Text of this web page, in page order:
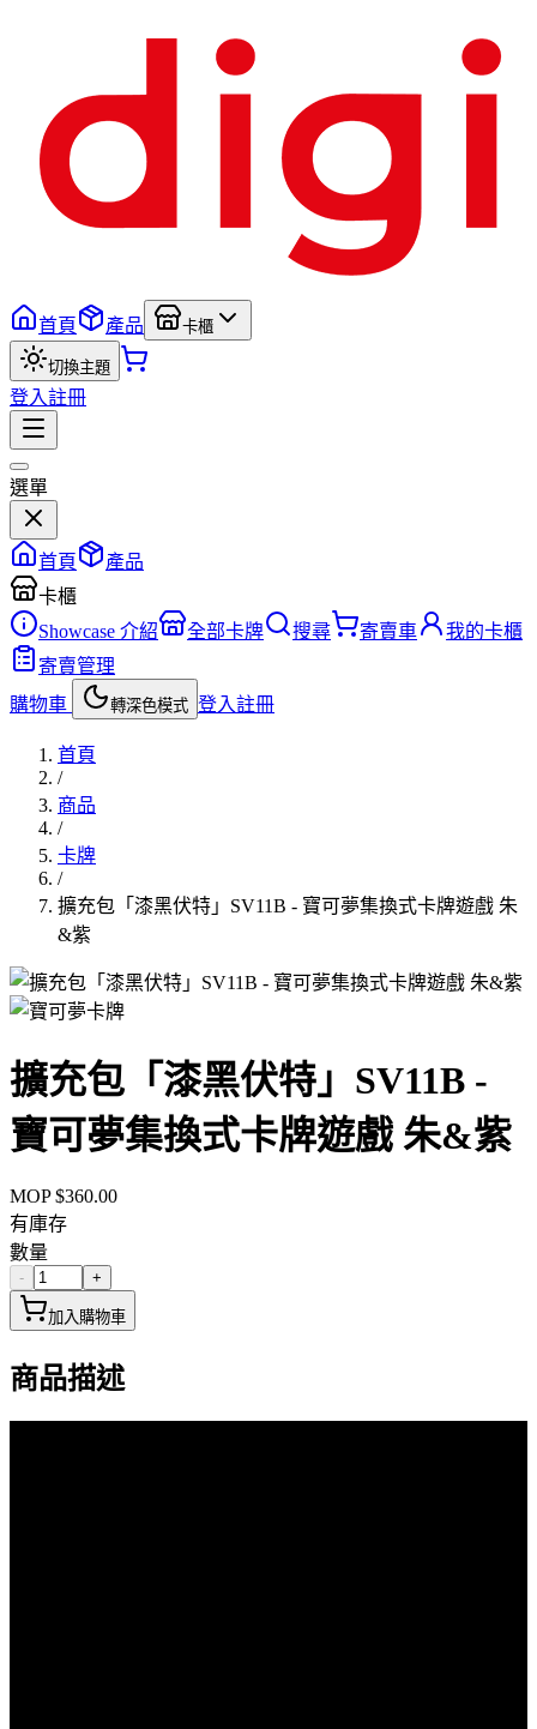
首頁 產品 卡櫃
切換主題
登入註冊
選單
首頁
產品
卡櫃
Showcase 介紹
全部卡牌 搜尋 寄賣車
我的卡櫃
寄賣管理
購物車
轉深色模式 登入註冊
首頁
/
商品
/
卡牌
/
擴充包「漆黑伏特」SV11B - 寶可夢集換式卡牌遊戲 朱
&紫
卡牌
擴充包「漆黑伏特」SV11B -
寶可夢集換式卡牌遊戲 朱&紫
MOP $360.00
有庫存
數量
- +
加入購物車
商品描述